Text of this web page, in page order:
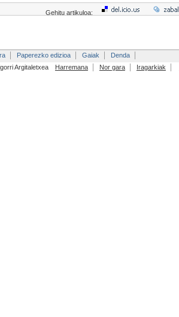
Gehitu artikuloa:
Paperezko edizioa Gaiak
Denda
Argitaletxea
Harremana Nor gara Iragarkiak